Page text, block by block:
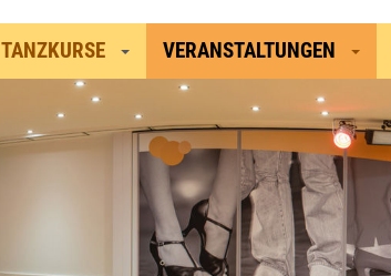
TANZKURSE VERANSTALTUNGEN